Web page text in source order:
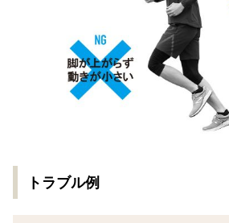
トラブル例